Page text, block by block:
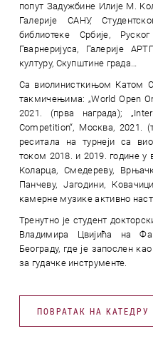
попут Задужбине Илије М.
Галерије САНУ,
библиотеке Србије,
Гварнеријуса, Галерије
културу, Скупштине града…
Са виолинисткињом Катом
такмичењима: „World Open
2021. (прва награда);
Competition“, Москва, 2021.
реситала на турнеји са
током 2018. и 2019. године у
Коларца, Смедереву,
Панчеву, Јагодини,
камерне музике активно
Тренутно је студент
Владимира Цвијића на
Београду, где је запослен
за гудачке инструменте.
ПОВРАТАК НА КАТЕДРУ